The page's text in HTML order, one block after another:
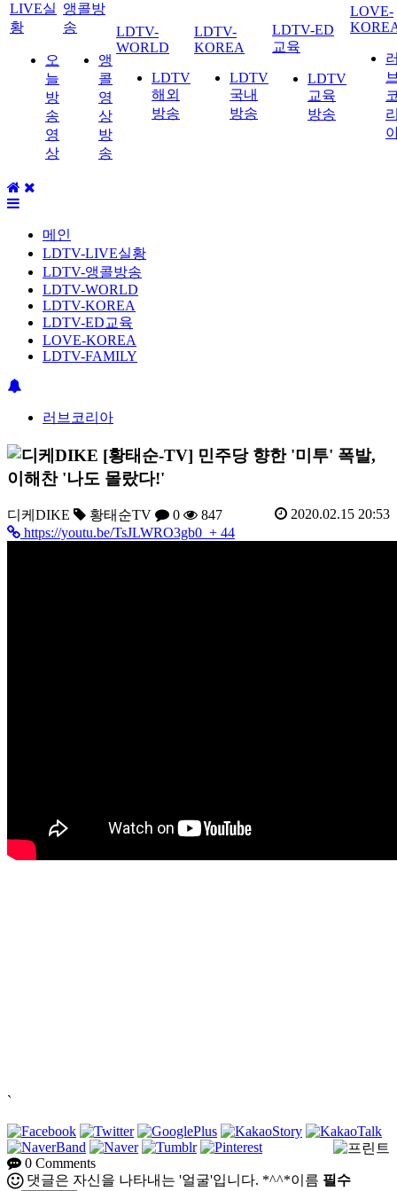
LIVE실
황
오
늘
방
송
영
상
앵콜방
송
앵
콜
영
상
방
송
LDTV-
WORLD
LDTV
해외
방송
LDTV-
KOREA
LDTV
국내
방송
LDTV-ED
교육
LDTV
교육
방송
LOVE-
메인
LDTV-LIVE실황
LDTV-앵콜방송
LDTV-WORLD
LDTV-KOREA
LDTV-ED교육
LOVE-KOREA
LDTV-FAMILY
러브코리아
[황태순-TV] 민주당 향한 '미투' 폭발,
이해찬 '나도 몰랐다!'
디케DIKE 황태순TV 0 847
2020.02.15 20:53
https://youtu.be/TsJLWRO3gb0 + 44
`
0 Comments
댓글은 자신을 나타내는 '얼굴'입니다. *^^*이름 필수